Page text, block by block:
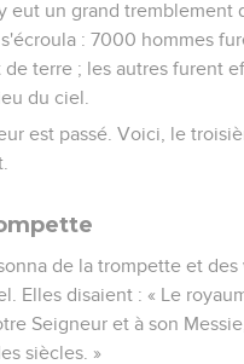
eut un grand tremblement
: 7000 hommes
terre ; les autres furent
du ciel.
est passé. Voici, le
de la trompette et
Elles disaient : « Le
Seigneur et à son
siècles. »